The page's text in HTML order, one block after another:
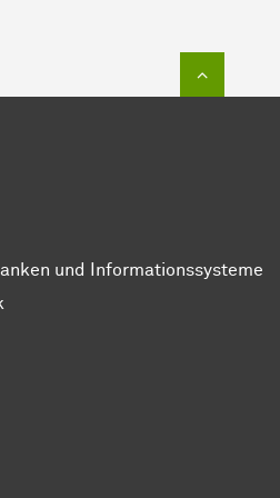
und Informationssysteme